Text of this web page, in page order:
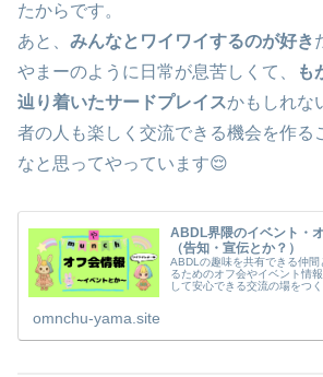
たからです。
あと、 みんなとワイワイするのが好き
やまーのように日常が息苦しくて、
も
辿り着いたサードプレイスかもしれな
者の人も楽しく交流できる機会を作る
なと思ってやっています😌
ABDL界隈のイベント・
（告知・宣伝とか？）
ABDLの趣味を共有できる仲
るためのオフ会やイベント情
して安心できる交流の場をつ
omnchu-yama.site